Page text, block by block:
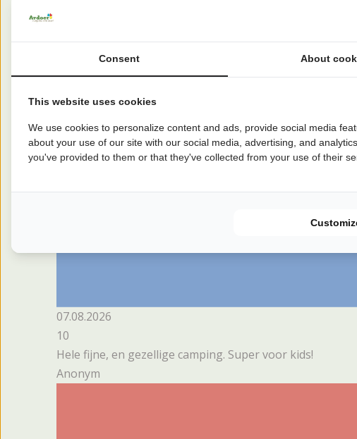
07.08.2026
10
Hele fijne, en gezellige camping. Super voor kids!
Anonym
Consent About
This website uses cookies
We use cookies to personalize content and ads, provide social media
about your use of our site with our social media, advertising, and
you've provided to them or that they've collected from your use of their